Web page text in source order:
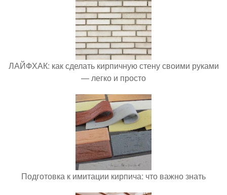
ЛАЙФХАК: как сделать кирпичную стену своими руками
— легко и просто
Подготовка к имитации кирпича: что важно знать